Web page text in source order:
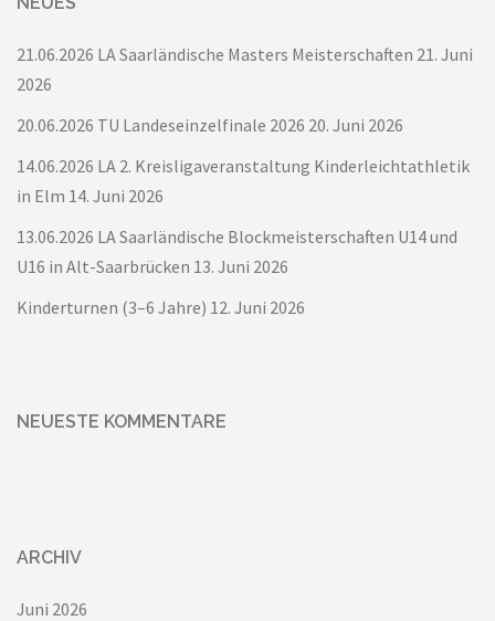
21.06.2026 LA Saarländische Masters Meisterschaften 21. Juni
2026
20.06.2026 TU Landeseinzelfinale 2026 20. Juni 2026
14.06.2026 LA 2. Kreisligaveranstaltung Kinderleichtathletik
in Elm 14. Juni 2026
13.06.2026 LA Saarländische Blockmeisterschaften U14 und
U16 in Alt-Saarbrücken 13. Juni 2026
Kinderturnen (3–6 Jahre) 12. Juni 2026
NEUESTE KOMMENTARE
ARCHIV
Juni 2026